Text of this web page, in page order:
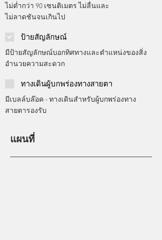
ไม่ต่ำกว่า 90 เซนติเมตร ไม่ลื่นและ
ไม่ลาดชันจนเกินไป
ป้ายสัญลักษณ์
มีป้ายสัญลักษณ์บอกทิศทางและตำแหน่งของสิ่ง
อำนวยความสะดวก
ทางเดินผู้บกพร่องทางสายตา
มีเบลล์บล๊อค - ทางเดินสำหรับผู้บกพร่องทาง
สายตารองรับ
แผนที่